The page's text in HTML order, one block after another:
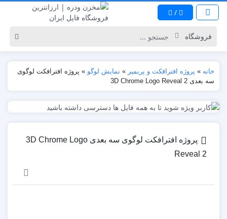
/
خانه » پروژه افترافکت و پریمیر » نمایش لوگو » پروژه افترافکت لوگوی
سه بعدی 3D Chrome Logo Reveal 2
پروژه افترافکت لوگوی سه بعدی 3D Chrome Logo
Reveal 2